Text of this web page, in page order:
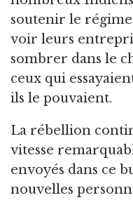
soutenir le
voir leurs
sombrer dans le
ceux qui
ils le pouvaient.
La rébellion
vitesse
envoyés dans ce
nouvelles